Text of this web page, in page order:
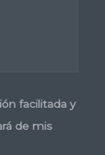
facilitada y
de mis